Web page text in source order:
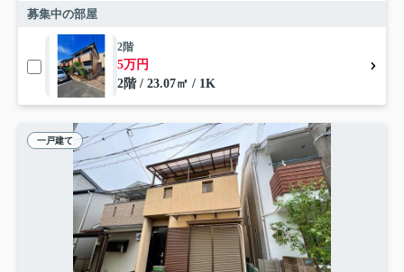
募集中の部屋
2階
5万円
2階 / 23.07㎡ / 1K
一戸建て